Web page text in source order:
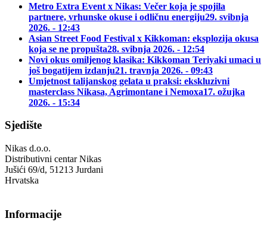
Metro Extra Event x Nikas: Večer koja je spojila
partnere, vrhunske okuse i odličnu energiju29. svibnja
2026. - 12:43
Asian Street Food Festival x Kikkoman: eksplozija okusa
koja se ne propušta28. svibnja 2026. - 12:54
Novi okus omiljenog klasika: Kikkoman Teriyaki umaci u
još bogatijem izdanju21. travnja 2026. - 09:43
Umjetnost talijanskog gelata u praksi: ekskluzivni
masterclass Nikasa, Agrimontane i Nemoxa17. ožujka
2026. - 15:34
Sjedište
Nikas d.o.o.
Distributivni centar Nikas
Jušići 69/d, 51213 Jurdani
Hrvatska
Informacije